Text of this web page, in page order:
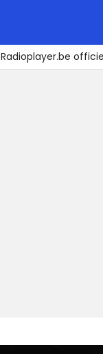
Radioplayer.be